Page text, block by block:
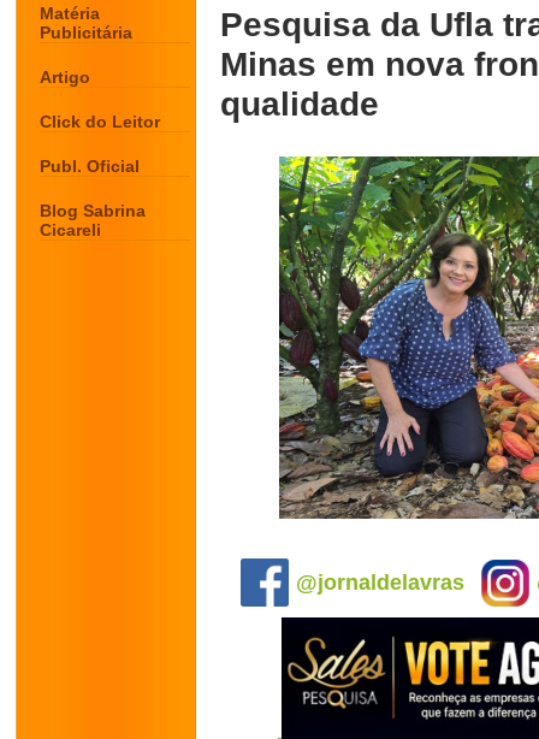
Matéria
Publicitária
Artigo
Click do Leitor
Publ. Oficial
Blog Sabrina
Cicareli
Pesquisa da Ufla
Minas em nova
qualidade
@jornaldelavras